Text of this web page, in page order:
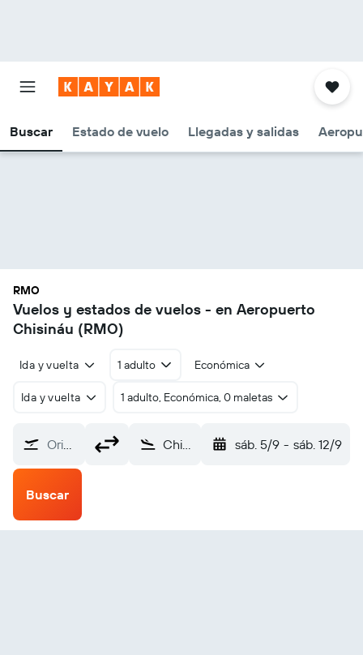
Buscar Estado de vuelo Llegadas y salidas
RMO
Vuelos y estados de vuelos - en Aeropuerto
Chisináu (RMO)
Ida y vuelta 1 adulto Económica
Ida y vuelta 1 adulto, Económica, 0 maletas
Origen Chisináu (RMO) sáb. 5/9 - sáb. 12/9
Buscar